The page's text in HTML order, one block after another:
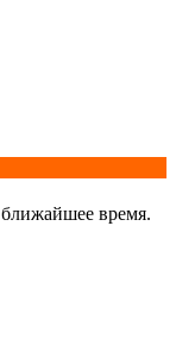
время.